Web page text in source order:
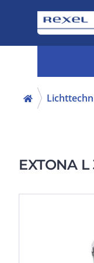
EXTONA